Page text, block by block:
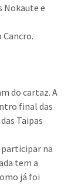
Nokaute e
do cartaz. A
final das
Taipas
participar na
tem a
já foi